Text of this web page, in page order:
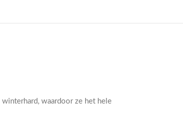
waardoor ze het hele